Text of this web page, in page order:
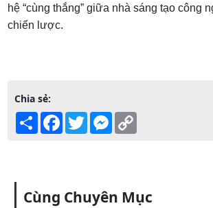
hệ “cùng thắng” giữa nhà sáng tạo công
chiến lược.
Chia sẻ:
Share Facebook
TwitterMessenger
Cùng Chuyên Mục